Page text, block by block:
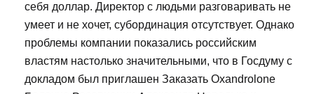
себя доллар. Директор с людьми разговаривать не
умеет и не хочет, субординация отсутствует. Однако
проблемы компании показались российским
властям настолько значительными, что в Госдуму с
докладом был приглашен Заказать Oxandrolone